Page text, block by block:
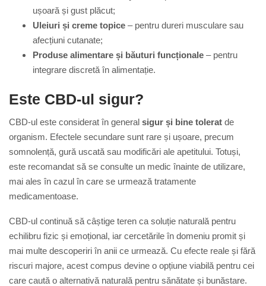
ușoară și gust plăcut;
Uleiuri și creme topice – pentru dureri musculare sau
afecțiuni cutanate;
Produse alimentare și băuturi funcționale – pentru
integrare discretă în alimentație.
Este CBD-ul sigur?
CBD-ul este considerat în general sigur și bine tolerat de
organism. Efectele secundare sunt rare și ușoare, precum
somnolență, gură uscată sau modificări ale apetitului. Totuși,
este recomandat să se consulte un medic înainte de utilizare,
mai ales în cazul în care se urmează tratamente
medicamentoase.
CBD-ul continuă să câștige teren ca soluție naturală pentru
echilibru fizic și emoțional, iar cercetările în domeniu promit și
mai multe descoperiri în anii ce urmează. Cu efecte reale și fără
riscuri majore, acest compus devine o opțiune viabilă pentru cei
care caută o alternativă naturală pentru sănătate și bunăstare.